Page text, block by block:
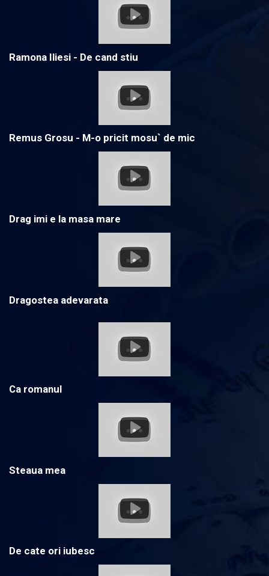
Ramona Iliesi - De cand stiu
Remus Grosu - M-o pricit mosu` de mic
Drag imi e la masa mare
Dragostea adevarata
Ca romanul
Steaua mea
De cate ori iubesc